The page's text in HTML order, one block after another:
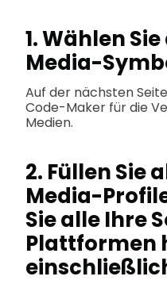
1. Wählen
Media-
Auf der nächsten
Code-Maker für die
Medien.
2. Füllen Sie
Media-
Sie alle Ihre
Plattformen